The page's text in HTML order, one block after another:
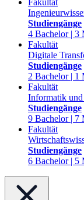
Fakultät
Studiengänge
4 Bachelor | 3
Fakultät
Digitale
Studiengänge
2 Bachelor | 1
Fakultät
Informatik
Studiengänge
9 Bachelor | 7
Fakultät
Studiengänge
6 Bachelor | 5